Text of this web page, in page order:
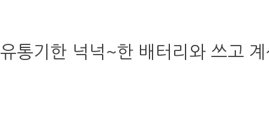
유통기한 넉넉~한 배터리와 쓰고